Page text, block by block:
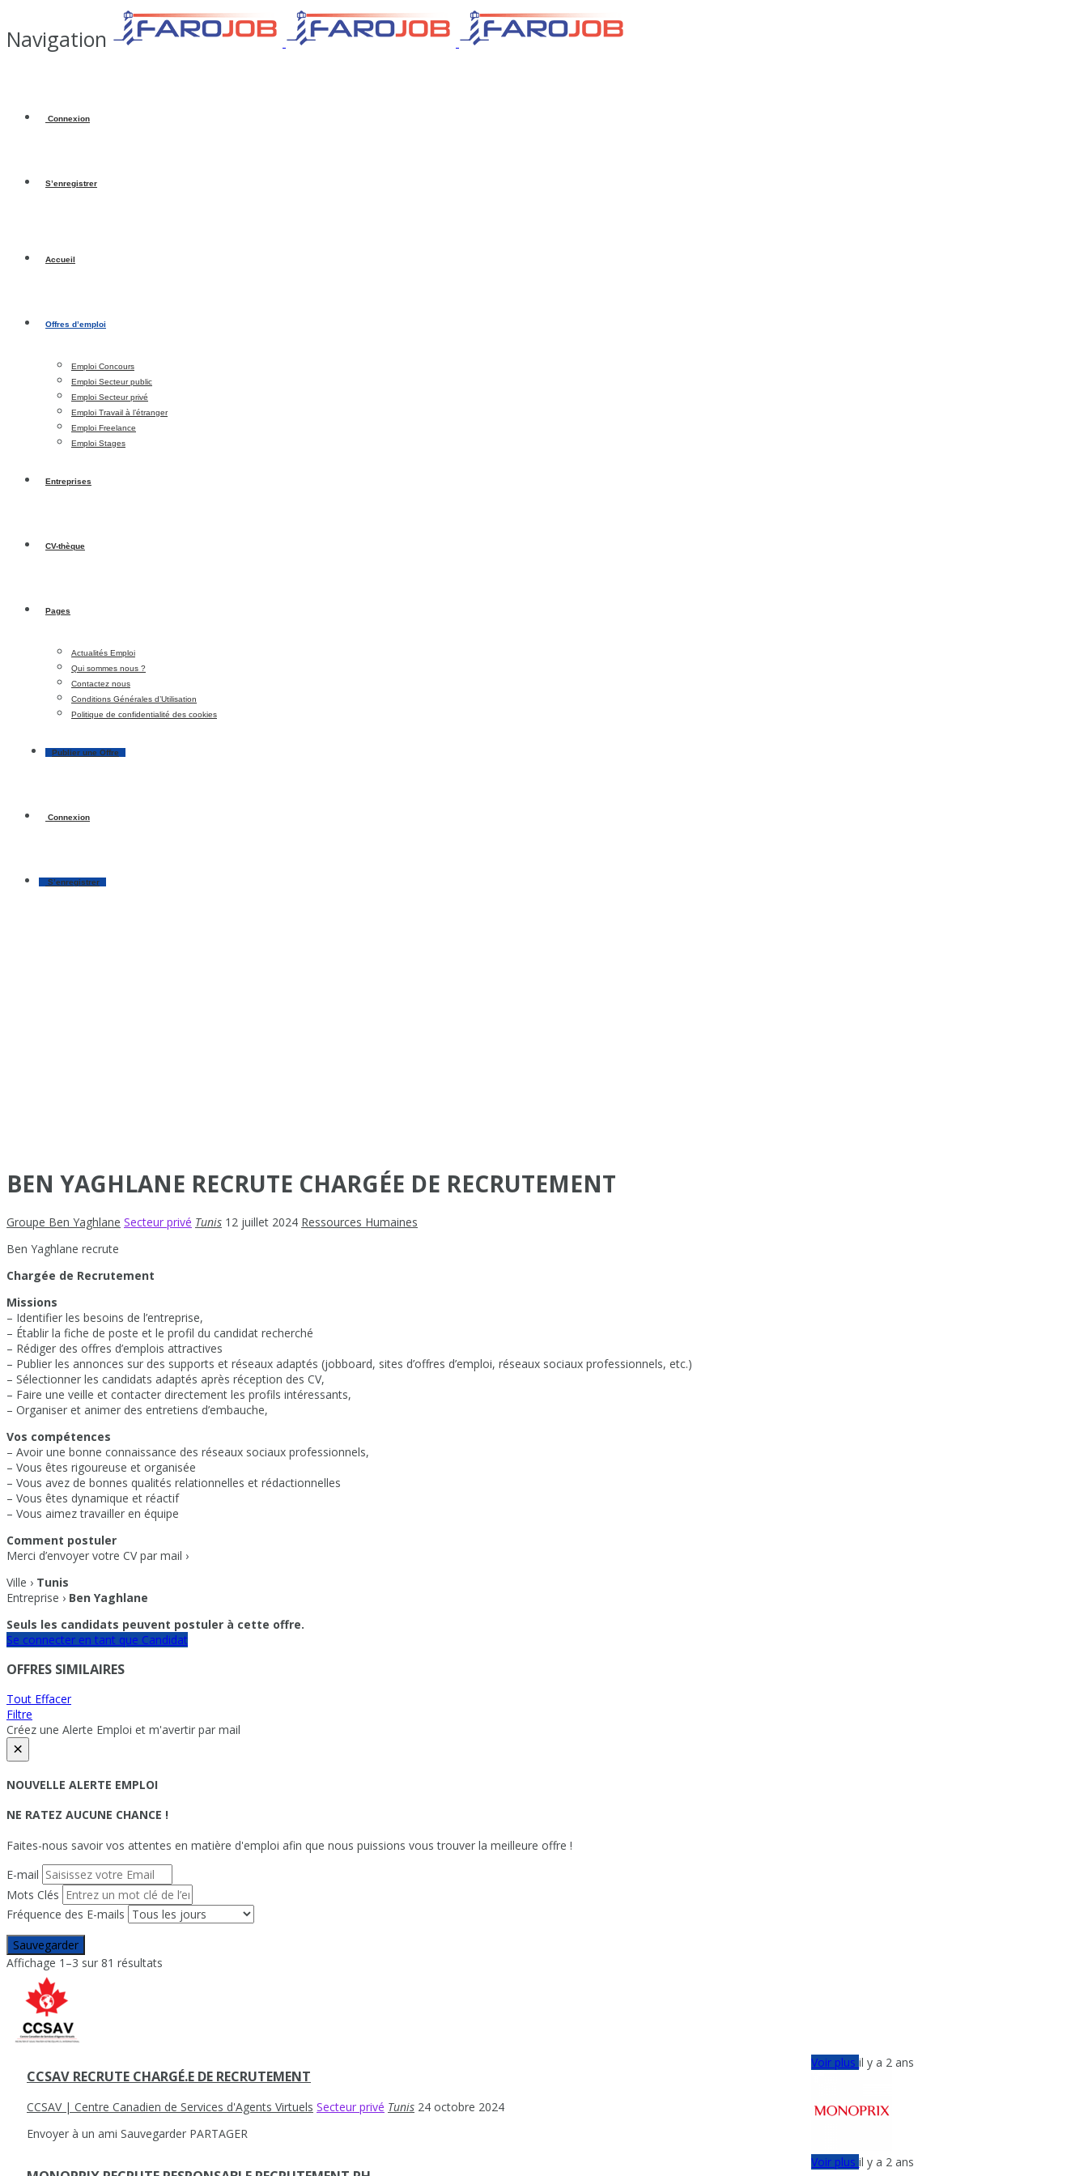
Navigation
Connexion
S’enregistrer
Accueil
Offres d’emploi
Emploi Concours
Emploi Secteur public
Emploi Secteur privé
Emploi Travail à l’étranger
Emploi Freelance
Emploi Stages
Entreprises
CV-thèque
Pages
Actualités Emploi
Qui sommes nous ?
Contactez nous
Conditions Générales d’Utilisation
Politique de confidentialité des cookies
Publier une Offre
Connexion
S’enregistrer
BEN YAGHLANE RECRUTE CHARGÉE DE RECRUTEMENT
Groupe Ben Yaghlane Secteur privé Tunis 12 juillet 2024 Ressources Humaines
Ben Yaghlane recrute
Chargée de Recrutement
Missions
– Identifier les besoins de l’entreprise,
– Établir la fiche de poste et le profil du candidat recherché
– Rédiger des offres d’emplois attractives
– Publier les annonces sur des supports et réseaux adaptés (jobboard, sites d’offres d’emploi, réseaux sociaux professionnels, etc.)
– Sélectionner les candidats adaptés après réception des CV,
– Faire une veille et contacter directement les profils intéressants,
– Organiser et animer des entretiens d’embauche,
Vos compétences
– Avoir une bonne connaissance des réseaux sociaux professionnels,
– Vous êtes rigoureuse et organisée
– Vous avez de bonnes qualités relationnelles et rédactionnelles
– Vous êtes dynamique et réactif
– Vous aimez travailler en équipe
Comment postuler
Merci d’envoyer votre CV par mail ›
Ville › Tunis
Entreprise › Ben Yaghlane
Seuls les candidats peuvent postuler à cette offre.
Se connecter en tant que Candidat
OFFRES SIMILAIRES
Tout Effacer
Filtre
Créez une Alerte Emploi et m'avertir par mail
×
NOUVELLE ALERTE EMPLOI
NE RATEZ AUCUNE CHANCE !
Faites-nous savoir vos attentes en matière d'emploi afin que nous puissions vous trouver la meilleure offre !
E-mail
Mots Clés
Fréquence des E-mails
Sauvegarder
Affichage 1–3 sur 81 résultats
CCSAV RECRUTE CHARGÉ.E DE RECRUTEMENT
CCSAV | Centre Canadien de Services d'Agents Virtuels Secteur privé Tunis 24 octobre 2024
Envoyer à un ami Sauvegarder PARTAGER
Voir plusil y a 2 ans
Voir plusil y a 2 ans